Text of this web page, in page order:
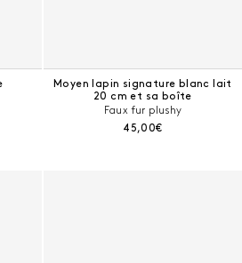
Moyen lapin signature blanc lait
20 cm et sa boîte
Faux fur plushy
Prix courant :
45,00€